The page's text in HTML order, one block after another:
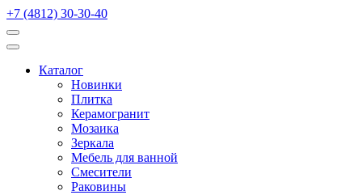
+7 (4812) 30-30-40
Каталог
Новинки
Плитка
Керамогранит
Мозаика
Зеркала
Мебель для ванной
Смесители
Раковины